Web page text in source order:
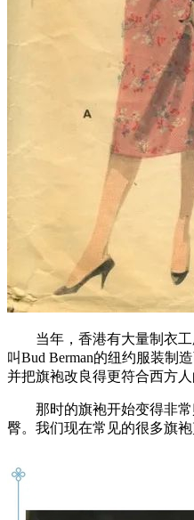
当年，香港有大量制衣工
叫Bud Berman的纽约服装制
并把旗袍改良得更符合西方人
那时的旗袍开始变得非常
臀。我们现在常见的很多旗